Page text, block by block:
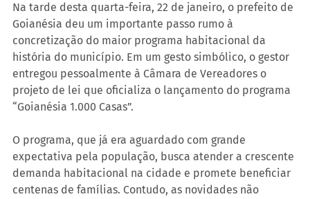
Na tarde desta quarta-feira, 22 de janeiro, o prefeito de
Goianésia deu um importante passo rumo à
concretização do maior programa habitacional da
história do município. Em um gesto simbólico, o gestor
entregou pessoalmente à Câmara de Vereadores o
projeto de lei que oficializa o lançamento do programa
“Goianésia 1.000 Casas”.
O programa, que já era aguardado com grande
expectativa pela população, busca atender a crescente
demanda habitacional na cidade e promete beneficiar
centenas de famílias. Contudo, as novidades não